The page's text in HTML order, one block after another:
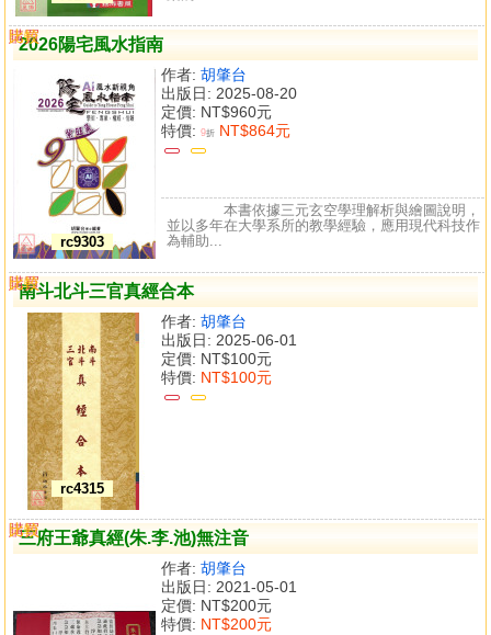
2026陽宅風水指南
rc9303
作者: 胡肇台
出版日: 2025-08-20
定價: NT$960元
特價: 9折 NT$864元
購買
比較
本書依據三元玄空學理解析與繪圖說明，
並以多年在大學系所的教學經驗，應用現代科技作
為輔助...
南斗北斗三官真經合本
rc4315
作者: 胡肇台
出版日: 2025-06-01
定價: NT$100元
特價: NT$100元
購買
比較
三府王爺真經(朱.李.池)無注音
作者: 胡肇台
出版日: 2021-05-01
定價: NT$200元
特價: NT$200元
購買
比較